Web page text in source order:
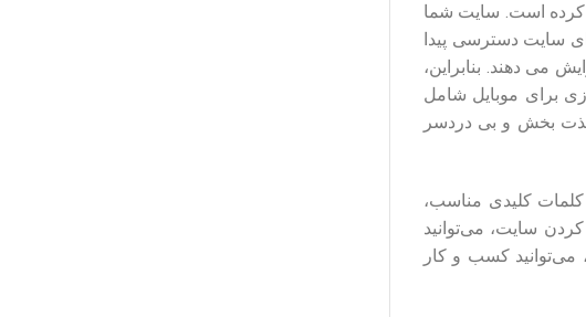
کرده است. سایت شما
سایت دسترسی پیدا
می دهند. بنابراین،
برای موبایل شامل
لذت بخش و بی دردسر
کلیدی مناسب،
کردن سایت، می‌توانید
می‌توانید کسب و کار